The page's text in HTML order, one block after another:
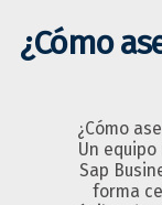
¿Cómo
¿Cómo
Un
Sap
forma